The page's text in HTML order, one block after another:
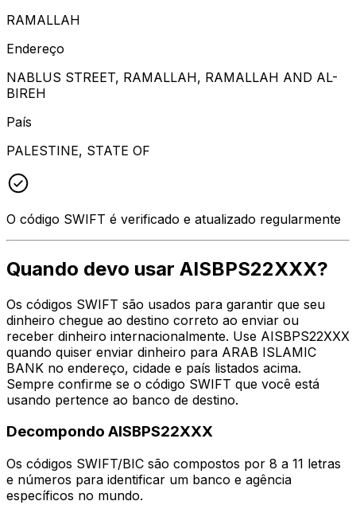
RAMALLAH
Endereço
NABLUS STREET, RAMALLAH, RAMALLAH AND AL-
BIREH
País
PALESTINE, STATE OF
O código SWIFT é verificado e atualizado regularmente
Quando devo usar AISBPS22XXX?
Os códigos SWIFT são usados para garantir que seu
dinheiro chegue ao destino correto ao enviar ou
receber dinheiro internacionalmente. Use AISBPS22XXX
quando quiser enviar dinheiro para ARAB ISLAMIC
BANK no endereço, cidade e país listados acima.
Sempre confirme se o código SWIFT que você está
usando pertence ao banco de destino.
Decompondo AISBPS22XXX
Os códigos SWIFT/BIC são compostos por 8 a 11 letras
e números para identificar um banco e agência
específicos no mundo.